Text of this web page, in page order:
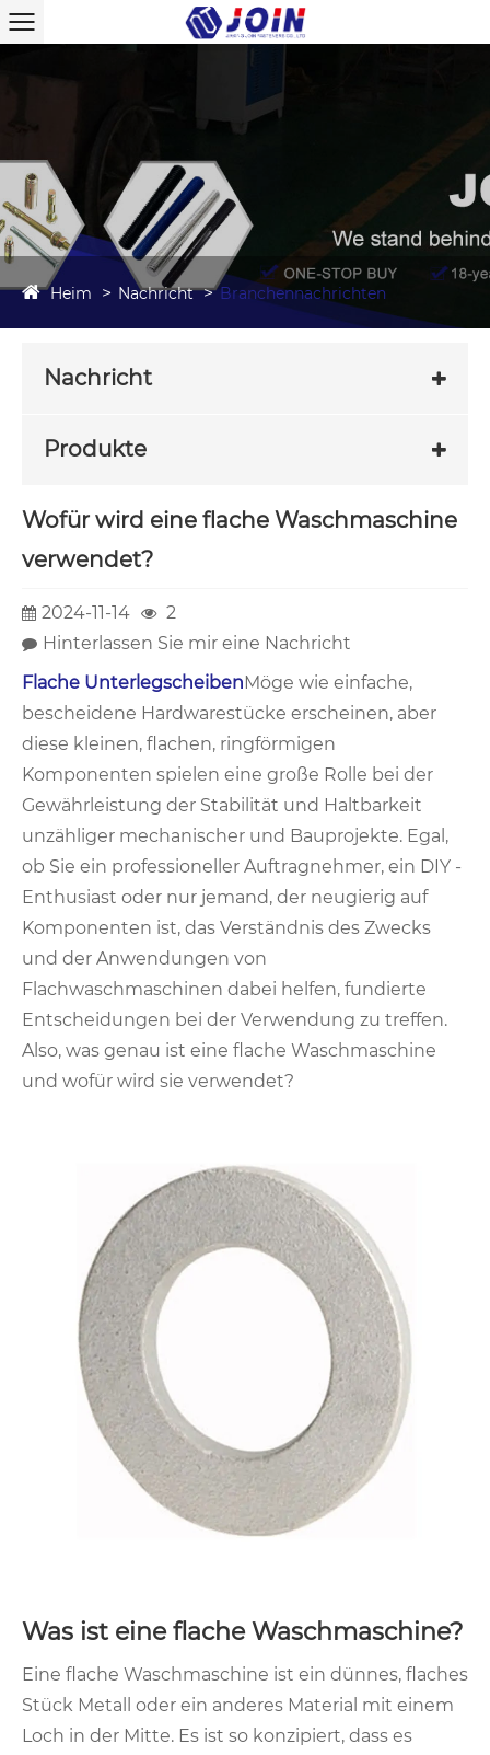
Heim Nachricht Branchennachrichten
Nachricht
Produkte
Wofür wird eine flache Waschmaschine
verwendet?
2024-11-14
2
Hinterlassen Sie mir eine Nachricht
Flache UnterlegscheibenMöge wie einfache,
bescheidene Hardwarestücke erscheinen, aber
diese kleinen, flachen, ringförmigen
Komponenten spielen eine große Rolle bei der
Gewährleistung der Stabilität und Haltbarkeit
unzähliger mechanischer und Bauprojekte. Egal,
ob Sie ein professioneller Auftragnehmer, ein DIY -
Enthusiast oder nur jemand, der neugierig auf
Komponenten ist, das Verständnis des Zwecks
und der Anwendungen von
Flachwaschmaschinen dabei helfen, fundierte
Entscheidungen bei der Verwendung zu treffen.
Also, was genau ist eine flache Waschmaschine
und wofür wird sie verwendet?
Was ist eine flache Waschmaschine?
Eine flache Waschmaschine ist ein dünnes, flaches
Stück Metall oder ein anderes Material mit einem
Loch in der Mitte. Es ist so konzipiert, dass es